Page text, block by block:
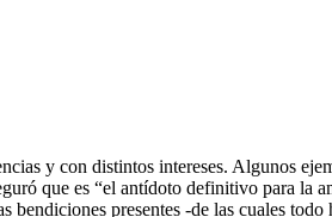
y con distintos intereses. Algunos
que es “el antídoto definitivo para la
presentes -de las cuales